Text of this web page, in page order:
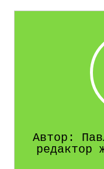
Автор:
редактор